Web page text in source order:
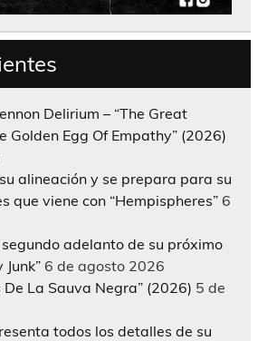
Delirium – “The Great
Golden Egg Of Empathy” (2026)
alineación y se prepara para su
que viene con “Hempispheres” 6
adelanto de su próximo
6 de agosto 2026
De La Sauva Negra” (2026) 5 de
todos los detalles de su